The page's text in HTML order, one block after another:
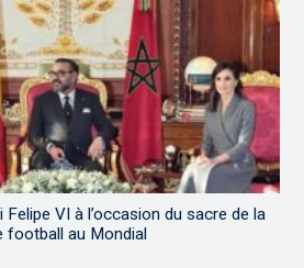
VI à l’occasion du sacre de la
football au Mondial